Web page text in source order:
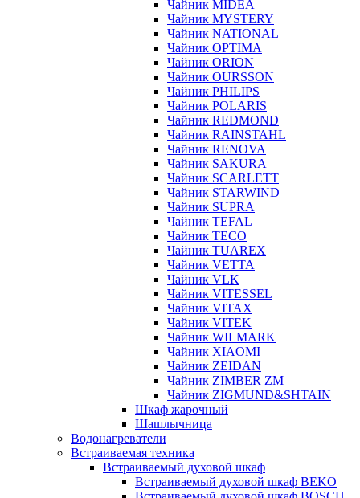
Чайник MIDEA
Чайник MYSTERY
Чайник NATIONAL
Чайник OPTIMA
Чайник ORION
Чайник OURSSON
Чайник PHILIPS
Чайник POLARIS
Чайник REDMOND
Чайник RAINSTAHL
Чайник RENOVA
Чайник SAKURA
Чайник SCARLETT
Чайник STARWIND
Чайник SUPRA
Чайник TEFAL
Чайник TECO
Чайник TUAREX
Чайник VETTA
Чайник VLK
Чайник VITESSEL
Чайник VITAX
Чайник VITEK
Чайник WILMARK
Чайник XIAOMI
Чайник ZEIDAN
Чайник ZIMBER ZM
Чайник ZIGMUND&SHTAIN
Шкаф жарочный
Шашлычница
Водонагреватели
Встраиваемая техника
Встраиваемый духовой шкаф
Встраиваемый духовой шкаф BEKO